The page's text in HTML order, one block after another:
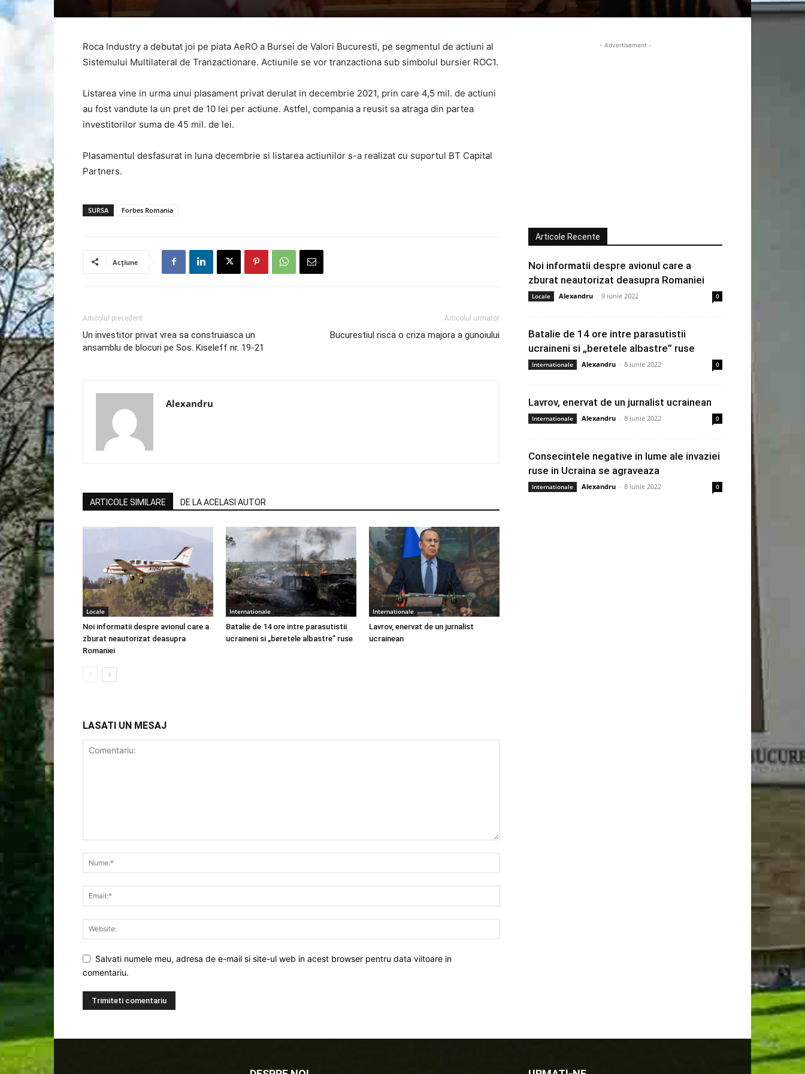
Roca Industry a debutat joi pe piata AeRO a Bursei de Valori Bucuresti, pe segmentul de actiuni al
Sistemului Multilateral de Tranzactionare. Actiunile se vor tranzactiona sub simbolul bursier ROC1.
Listarea vine in urma unui plasament privat derulat in decembrie 2021, prin care 4,5 mil. de actiuni
au fost vandute la un pret de 10 lei per actiune. Astfel, compania a reusit sa atraga din partea
investitorilor suma de 45 mil. de lei.
Plasamentul desfasurat in luna decembrie si listarea actiunilor s-a realizat cu suportul BT Capital
Partners.
SURSA Forbes Romania
Acțiune
Articolul precedent
Un investitor privat vrea sa construiasca un
ansamblu de blocuri pe Sos. Kiseleff nr. 19-21
Articolul urmator
Bucurestiul risca o criza majora a gunoiului
Alexandru
ARTICOLE SIMILARE DE LA ACELASI AUTOR
Locale
Noi informatii despre avionul care a
zburat neautorizat deasupra
Romaniei
Internationale
Batalie de 14 ore intre parasutistii
ucraineni si „beretele albastre” ruse
Internationale
Lavrov, enervat de un jurnalist
ucrainean
LASATI UN MESAJ
Salvati numele meu, adresa de e-mail si site-ul web in acest browser pentru data viitoare in
comentariu.
- Advertisement -
Articole Recente
Noi informatii despre avionul care a
zburat neautorizat deasupra Romaniei
Locale Alexandru - 9 iunie 2022 0
Batalie de 14 ore intre parasutistii
ucraineni si „beretele albastre” ruse
Internationale Alexandru - 8 iunie 2022 0
Lavrov, enervat de un jurnalist ucrainean
Internationale Alexandru - 8 iunie 2022 0
Consecintele negative in lume ale invaziei
ruse in Ucraina se agraveaza
Internationale Alexandru - 8 iunie 2022 0